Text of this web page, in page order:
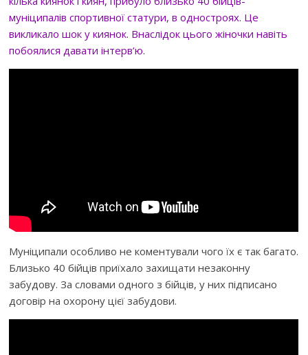
муніципалів спортивної статури, в одностроях. Це
викликало шок у киянок. Внаслідок цього жіночки навіть
побоялися давати інтерв’ю.
Муніципали особливо не коментували чого їх є так багато.
Близько 40 бійців приїхало захищати незаконну
забудову. За словами одного з бійців, у них підписано
договір на охорону цієї забудови.